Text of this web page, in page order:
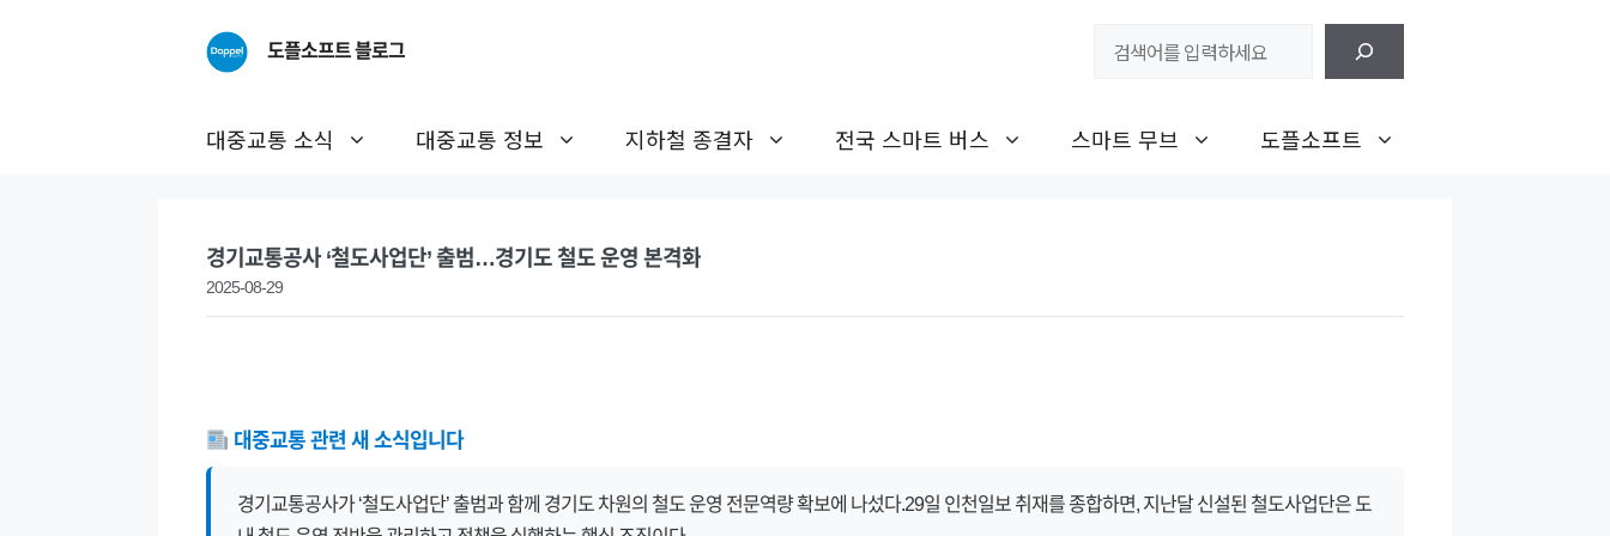
도플소프트 블로그
대중교통 소식 대중교통 정보 지하철 종결자 전국 스마트 버스 스마트 무브 도플소프트
경기교통공사 ‘철도사업단’ 출범…경기도 철도 운영 본격화
2025-08-29
대중교통 관련 새 소식입니다
경기교통공사가 ‘철도사업단’ 출범과 함께 경기도 차원의 철도 운영 전문역량 확보에 나섰다.29일 인천일보 취재를 종합하면, 지난달 신설된 철도사업단은 도